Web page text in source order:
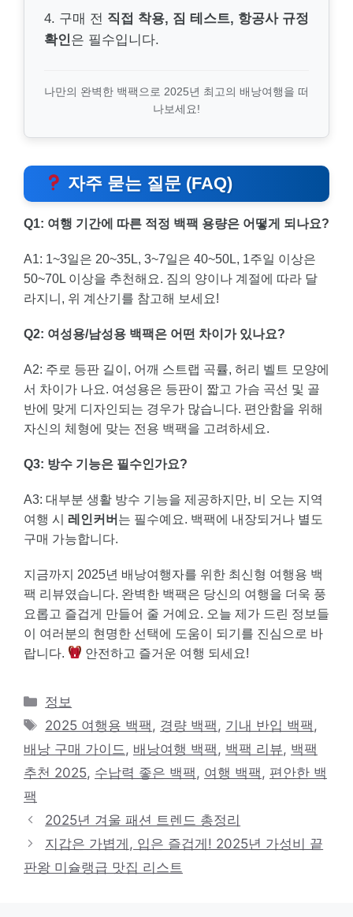
4. 구매 전 직접 착용, 짐 테스트, 항공사 규정
확인은 필수입니다.
나만의 완벽한 백팩으로 2025년 최고의 배낭여행을 떠
나보세요!
자주 묻는 질문 (FAQ)
Q1: 여행 기간에 따른 적정 백팩 용량은 어떻게 되나요?
A1: 1~3일은 20~35L, 3~7일은 40~50L, 1주일 이상은
50~70L 이상을 추천해요. 짐의 양이나 계절에 따라 달
라지니, 위 계산기를 참고해 보세요!
Q2: 여성용/남성용 백팩은 어떤 차이가 있나요?
A2: 주로 등판 길이, 어깨 스트랩 곡률, 허리 벨트 모양에
서 차이가 나요. 여성용은 등판이 짧고 가슴 곡선 및 골
반에 맞게 디자인되는 경우가 많습니다. 편안함을 위해
자신의 체형에 맞는 전용 백팩을 고려하세요.
Q3: 방수 기능은 필수인가요?
A3: 대부분 생활 방수 기능을 제공하지만, 비 오는 지역
여행 시 레인커버 는 필수예요. 백팩에 내장되거나 별도
구매 가능합니다.
지금까지 2025년 배낭여행자를 위한 최신형 여행용 백
팩 리뷰였습니다. 완벽한 백팩은 당신의 여행을 더욱 풍
요롭고 즐겁게 만들어 줄 거예요. 오늘 제가 드린 정보들
이 여러분의 현명한 선택에 도움이 되기를 진심으로 바
랍니다.
안전하고 즐거운 여행 되세요!
카
테
리
정보
태
그
2025 여행용 백팩 , 경량 백팩 , 기내 반입 백팩 ,
배낭 구매 가이드 , 배낭여행 백팩 , 백팩 리뷰, 백팩
추천 2025, 수납력 좋은 백팩 , 여행 백팩 , 편안한 백
팩
2025년 겨울 패션 트렌드 총정리
지갑은 가볍게, 입은 즐겁게! 2025년 가성비 끝
판왕 미슐랭급 맛집 리스트